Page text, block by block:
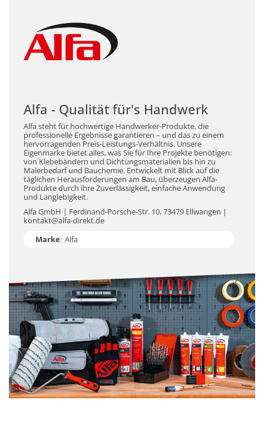
Alfa - Qualität für's Handwerk
Alfa steht für hochwertige Handwerker-Produkte, die
professionelle Ergebnisse garantieren – und das zu einem
hervorragenden Preis-Leistungs-Verhältnis. Unsere
Eigenmarke bietet alles, was Sie für Ihre Projekte benötigen:
von Klebebändern und Dichtungsmaterialien bis hin zu
Malerbedarf und Bauchemie. Entwickelt mit Blick auf die
täglichen Herausforderungen am Bau, überzeugen Alfa-
Produkte durch ihre Zuverlässigkeit, einfache Anwendung
und Langlebigkeit.
Alfa GmbH | Ferdinand-Porsche-Str. 10, 73479 Ellwangen |
kontakt@alfa-direkt.de
Marke: Alfa